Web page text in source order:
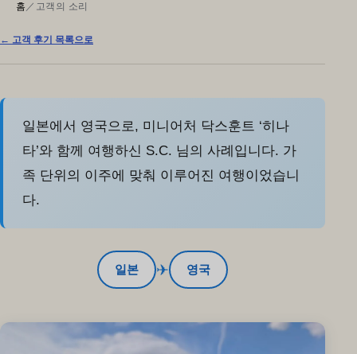
홈 ／ 고객의 소리
← 고객 후기 목록으로
일본에서 영국으로, 미니어처 닥스훈트 ‘히나
타’와 함께 여행하신 S.C. 님의 사례입니다. 가
족 단위의 이주에 맞춰 이루어진 여행이었습니
다.
일본 ✈ 영국